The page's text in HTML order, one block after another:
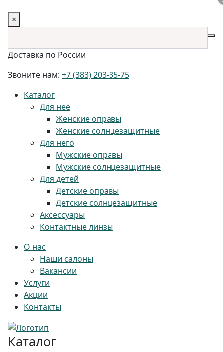
×
Доставка по России
Звоните нам: +7 (383) 203-35-75
Каталог
Для неё
Женские оправы
Женские солнцезащитные
Для него
Мужские оправы
Мужские солнцезащитные
Для детей
Детские оправы
Детские солнцезащитные
Аксессуары
Контактные линзы
О нас
Наши салоны
Вакансии
Услуги
Акции
Контакты
Каталог